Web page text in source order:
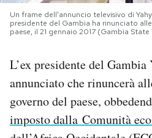
SHOP
CALENDARIO
AREA PERSONALE
Un frame dell'annuncio televisivo di
presidente del Gambia ha rinunciato
paese, il 21 gennaio 2017 (Gambia State
L’ex presidente del Gambia
annunciato che rinuncerà
governo del paese,
imposto dalla Comunità